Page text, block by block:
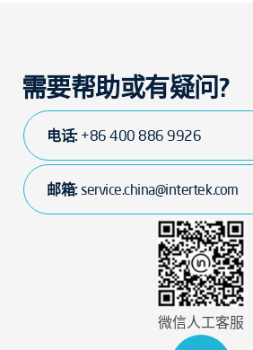
需要帮助或有疑问?
电话: +86 400 886 9926
邮箱:service.china@intertek.com
微信人工客服